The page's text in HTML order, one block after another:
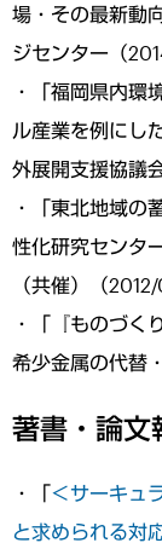
場・その最新動
ジセンター（
・「福岡県内環
ル産業を例にし
外展開支援協議
・「東北地域の
性化研究センタ
（共催）（
・「『ものづく
希少金属の代替
著書・論文
・「＜サーキュ
と求められる対